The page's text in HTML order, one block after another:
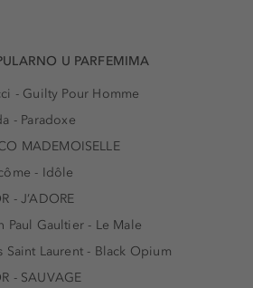
U PARFEMIMA
- Guilty Pour Homme
- Paradoxe
MADEMOISELLE
- Idôle
- J’ADORE
Paul Gaultier - Le Male
Saint Laurent - Black Opium
- SAUVAGE